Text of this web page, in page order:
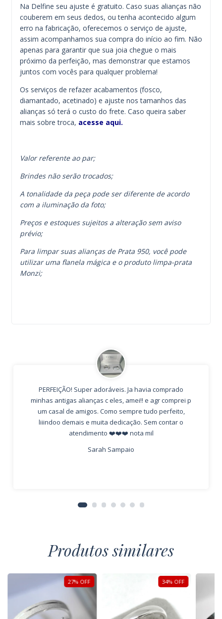
Na Delfine seu ajuste é gratuito. Caso suas alianças não
couberem em seus dedos, ou tenha acontecido algum
erro na fabricação, oferecemos o serviço de ajuste,
assim acompanhamos sua compra do início ao fim. Não
apenas para garantir que sua joia chegue o mais
próximo da perfeição, mas demonstrar que estamos
juntos com vocês para qualquer problema!
Os serviços de refazer acabamentos (fosco,
diamantado, acetinado) e ajuste nos tamanhos das
alianças só terá o custo do frete. Caso queira saber
mais sobre troca, acesse aqui.
Valor referente ao par;
Brindes não serão trocados;
A tonalidade da peça pode ser diferente de acordo
com a iluminação da foto;
Preços e estoques sujeitos a alteração sem aviso
prévio;
Para limpar suas alianças de Prata 950, você pode
utilizar uma flanela mágica e o produto limpa-prata
Monzi;
PERFEIÇÃO! Super adoráveis. Ja havia comprado
minhas antigas alianças c eles, amei!! e agr comprei p
um casal de amigos. Como sempre tudo perfeito,
liiindoo demais e muita dedicação. Sem contar o
atendimento ❤️❤️❤️ nota mil
Sarah Sampaio
Produtos similares
27% OFF 34% OFF